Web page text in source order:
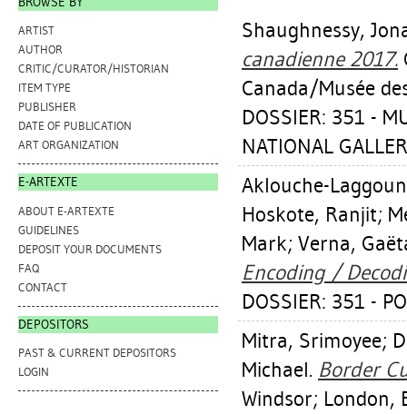
ARTIST
AUTHOR
CRITIC/CURATOR/HISTORIAN
ITEM TYPE
PUBLISHER
DATE OF PUBLICATION
ART ORGANIZATION
E-ARTEXTE
ABOUT E-ARTEXTE
GUIDELINES
DEPOSIT YOUR DOCUMENTS
FAQ
CONTACT
DEPOSITORS
PAST & CURRENT DEPOSITORS
LOGIN
Shaughnessy,
canadienne 2017.
Canada/Musée
DOSSIER: 351 -
NATIONAL
Aklouche-
Hoskote, Ranjit;
Mark; Verna,
Encoding /
DOSSIER: 351 -
Mitra, Srimoyee;
Michael. Border
Windsor; London,